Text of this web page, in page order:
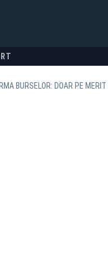
BURSELOR: DOAR PE